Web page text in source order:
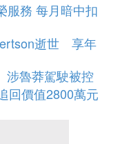
服務 每月暗中扣
逝世 享年
魯莽駕駛被控
回價值2800萬元